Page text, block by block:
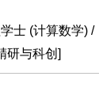
士 (计算数学) /
研与科创]